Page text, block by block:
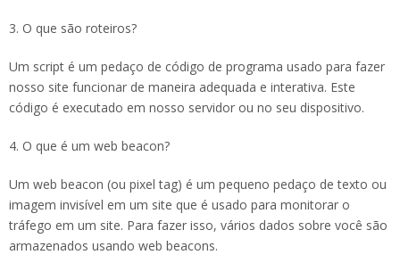
3. O que são roteiros?
Um script é um pedaço de código de programa usado para fazer
nosso site funcionar de maneira adequada e interativa. Este
código é executado em nosso servidor ou no seu dispositivo.
4. O que é um web beacon?
Um web beacon (ou pixel tag) é um pequeno pedaço de texto ou
imagem invisível em um site que é usado para monitorar o
tráfego em um site. Para fazer isso, vários dados sobre você são
armazenados usando web beacons.